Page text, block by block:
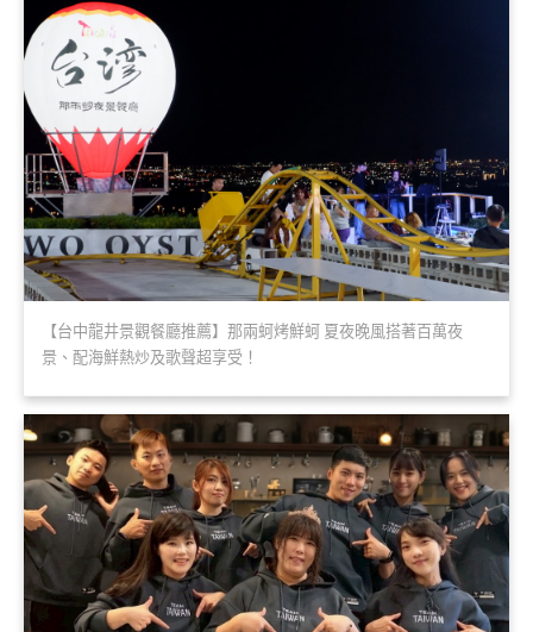
【台中龍井景觀餐廳推薦】那兩蚵烤鮮蚵 夏夜晚風搭著百萬夜
景、配海鮮熱炒及歌聲超享受！